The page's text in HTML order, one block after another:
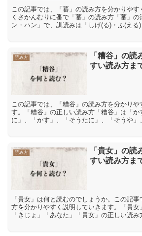
この記事では、「蕃」の読み方を分かりやす
くさかんむりに番で「蕃」の読み方「蕃」
ン・ハン」で、訓読みは「しげ(る)・ふ(える
読み方
「糟谷」の読
すい読み方ま
この記事では、「糟谷」の読み方を分かりや
す。「糟谷」の正しい読み方「糟谷」は「か
に」、「かす」、「そうたに」、「そうや」
読み方
「貴女」の読
すい読み方ま
「貴女」は何と読むのでしょうか。この記
方を分かりやすく説明していきます。「貴女
「きじょ」「あなた」「貴女」の正しい読